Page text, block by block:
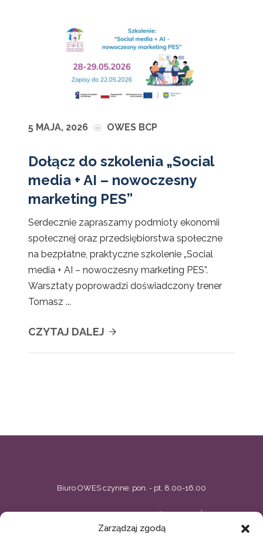
Zarządzaj zgodą
5 MAJA, 2026 OWES BCP
Dołącz do szkolenia „Social
media + AI – nowoczesny
marketing PES”
Serdecznie zapraszamy podmioty ekonomii
społecznej oraz przedsiębiorstwa społeczne
na bezpłatne, praktyczne szkolenie „Social
media + AI – nowoczesny marketing PES”.
Warsztaty poprowadzi doświadczony trener
Tomasz ...
CZYTAJ DALEJ
Biuro OWES czynne: pon. - pt. 8.00-16.00
BIELSKIE CENTRUM PRZEDSIĘBIORCZOŚCI
ul. Zacisze 5, Bielsko-Biała